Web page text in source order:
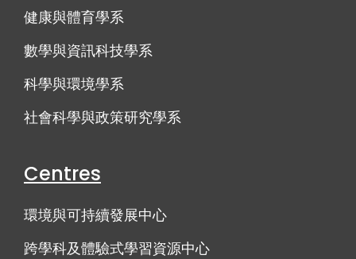
健康與體育學系
數學與資訊科技學系
科學與環境學系
社會科學與政策研究學系
Centres
環境與可持續發展中心
跨學科及體驗式學習資源中心